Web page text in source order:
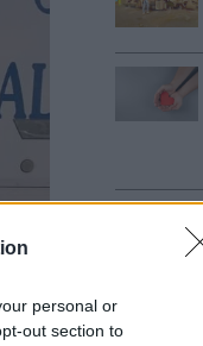
personal or
out section to